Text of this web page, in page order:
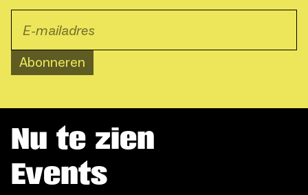
Abonneren
Nu te zien
Events